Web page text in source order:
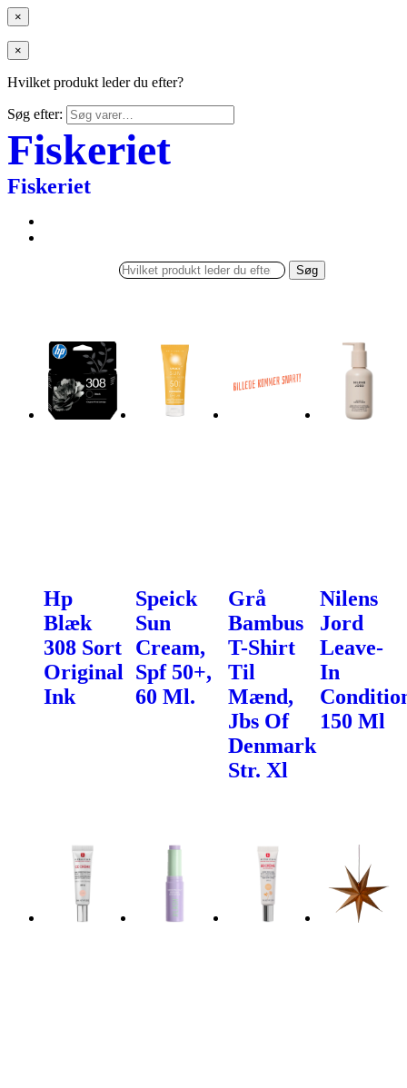
×
×
Hvilket produkt leder du efter?
Søg efter:
Fiskeriet
Fiskeriet
Søg
Hp
Blæk
308 Sort
Original
Ink
Speick
Sun
Cream,
Spf 50+,
60 Ml.
Grå
Bambus
T-Shirt
Til
Mænd,
Jbs Of
Denmark
Str. Xl
Nilens
Jord
Leave-
In
150 Ml